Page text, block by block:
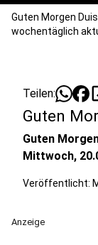
Guten Morgen
wochentäglich
Teilen:
Guten
Guten
Mittwoch,
Veröffentlicht:
Anzeige